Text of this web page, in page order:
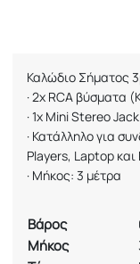
Καλώδιο Σήματος
·2x RCA βύσματα
·1x MiniStereoJack
· Κατάλληλο για
Players, Laptop και
· Μήκος: 3 μέτρα
Βάρος
Μήκος